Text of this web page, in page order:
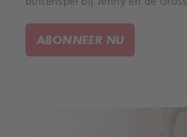
verdwijnen en zij de
ABONNEER NU